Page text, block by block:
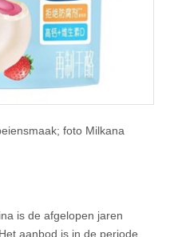
foto Milkana
is de afgelopen jaren
aanbod is in de periode